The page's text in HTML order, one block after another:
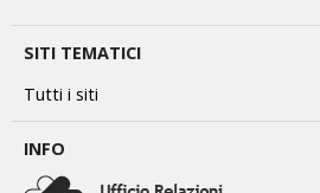
SITI TEMATICI
Tutti i siti
INFO